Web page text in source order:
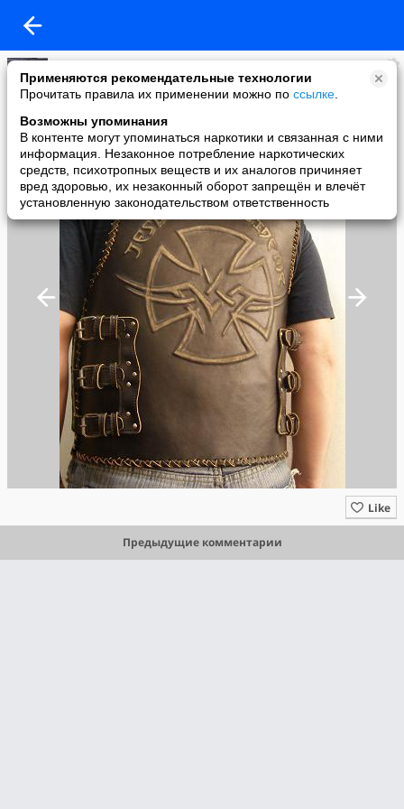
Применяются рекомендательные технологии
Прочитать правила их применении можно по ссылке
Возможны упоминания
В контенте могут упоминаться наркотики и связанная с ними
информация. Незаконное потребление наркотических
средств, психотропных веществ и их аналогов причиняет
вред здоровью, их незаконный оборот запрещён и влечёт
установленную законодательством ответственность
Америкос
added a photo
04 Jan в 10:00
Like
Предыдущие комментарии